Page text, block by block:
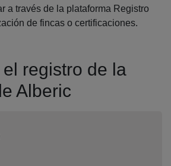
a través de la plataforma Registro
de fincas o certificaciones.
registro de la
Alberic
Ventana nueva